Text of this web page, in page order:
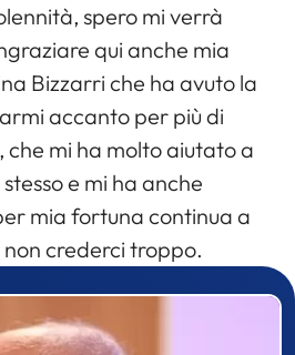
spero mi verrà
qui anche mia
Bizzarri che ha avuto la
accanto per più di
che mi ha molto aiutato a
e mi ha anche
mia fortuna continua a
crederci troppo.